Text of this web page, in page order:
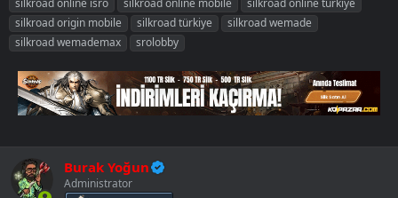
u
y
u
a
ş
l
n
l
a
n
ı
ç
t
h
k
e
r
silkroad origin mobile
silkroad türkiye
silkroad wemade
silkroad wemademax
srolobby
Burak Yoğun
Administrator